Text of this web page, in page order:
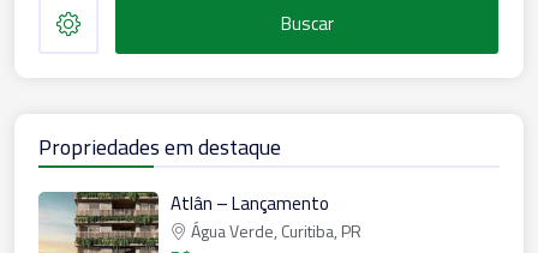
Buscar
Propriedades em destaque
Atlân – Lançamento
Água Verde, Curitiba, PR